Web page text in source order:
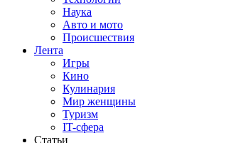
Наука
Авто и мото
Происшествия
Лента
Игры
Кино
Кулинария
Мир женщины
Туризм
IT-сфера
Статьи